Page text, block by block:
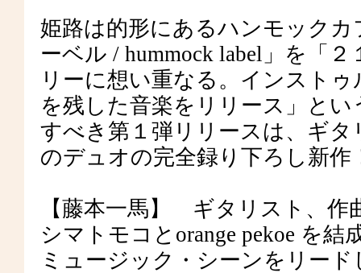
姫路は的形にあるハンモック
ーベル / hummock label」を「
リーに想い重なる。インスト
を残した音楽をリリース」と
すべき第１弾リリースは、ギ
のデュオの完全録り下ろし新作
【藤本一馬】 ギタリスト、作
シマトモコとorange pekoe を
ミュージック・シーンをリー